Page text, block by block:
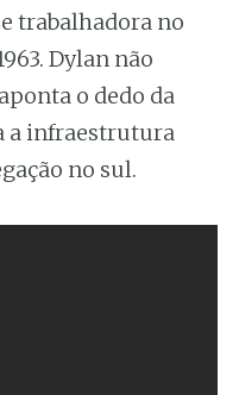
trabalhadora no
Dylan não
o dedo da
a infraestrutura
no sul.